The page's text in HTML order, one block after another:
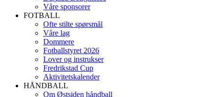
Våre sponsorer
FOTBALL
Ofte stilte spørsmål
Våre lag
Dommere
Fotballstyret 2026
Lover og instrukser
Fredrikstad Cup
Aktivitetskalender
HÅNDBALL
Om Østsiden håndball